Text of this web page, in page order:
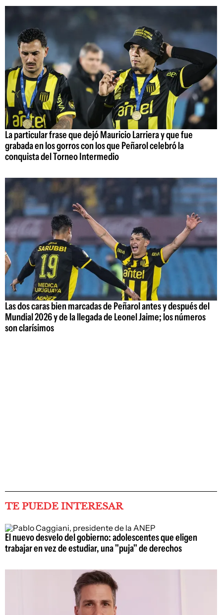
La particular frase que dejó Mauricio Larriera y que fue
grabada en los gorros con los que Peñarol celebró la
conquista del Torneo Intermedio
Las dos caras bien marcadas de Peñarol antes y después del
Mundial 2026 y de la llegada de Leonel Jaime; los números
son clarísimos
TE PUEDE INTERESAR
El nuevo desvelo del gobierno: adolescentes que eligen
trabajar en vez de estudiar, una "puja" de derechos